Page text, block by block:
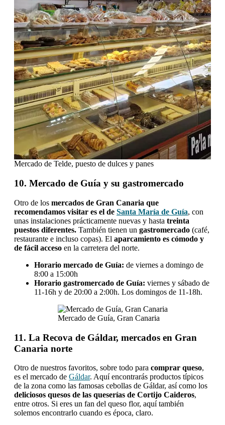
Mercado de Telde, puesto de dulces y panes
10. Mercado de Guía y su gastromercado
Otro de los mercados de Gran Canaria que
recomendamos visitar es el de Santa María de Guía, con
unas instalaciones prácticamente nuevas y hasta treinta
puestos diferentes. También tienen un gastromercado (café,
restaurante e incluso copas). El aparcamiento es cómodo y
de fácil acceso en la carretera del norte.
Horario mercado de Guía: de viernes a domingo de
8:00 a 15:00h
Horario gastromercado de Guía: viernes y sábado de
11-16h y de 20:00 a 2:00h. Los domingos de 11-18h.
Mercado de Guía, Gran Canaria
11. La Recova de Gáldar, mercados en Gran
Canaria norte
Otro de nuestros favoritos, sobre todo para comprar queso,
es el mercado de Gáldar. Aquí encontrarás productos típicos
de la zona como las famosas cebollas de Gáldar, así como los
deliciosos quesos de las queserías de Cortijo Caideros,
entre otros. Si eres un fan del queso flor, aquí también
solemos encontrarlo cuando es época, claro.